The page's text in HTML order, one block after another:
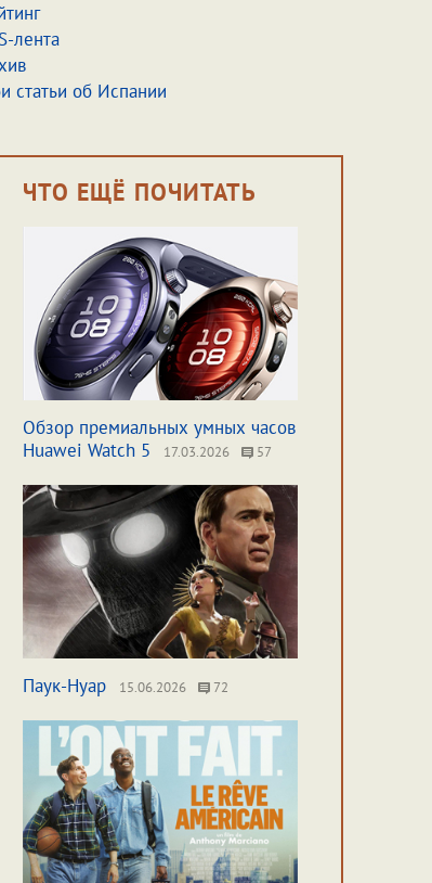
лента
статьи об Испании
ЧТО ЕЩЁ ПОЧИТАТЬ
Обзор премиальных умных часов
Huawei Watch 5
17.03.2026 57
Паук-Нуар 15.06.2026 72